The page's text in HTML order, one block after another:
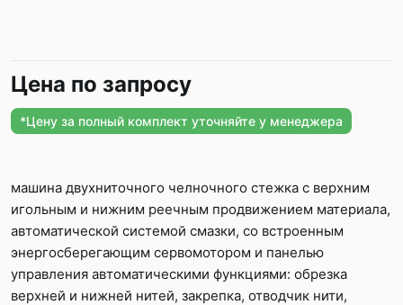
Цена по запросу
*Цену за полный комплект уточняйте у менеджера
машина двухниточного челночного стежка с верхним
игольным и нижним реечным продвижением материала,
автоматической системой смазки, со встроенным
энергосберегающим сервомотором и панелью
управления автоматическими функциями: обрезка
верхней и нижней нитей, закрепка, отводчик нити,